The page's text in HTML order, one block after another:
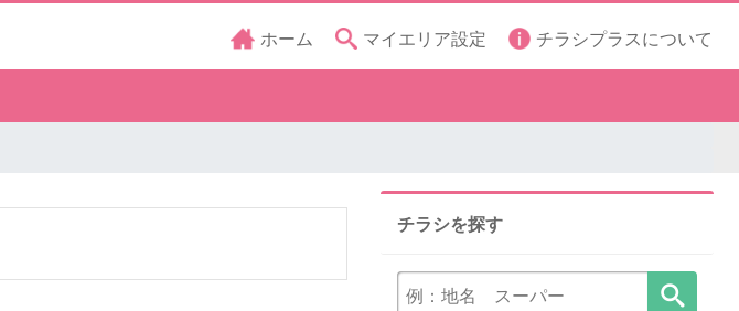
ホーム マイエリア設定 チラシプラスについて
チラシを探す